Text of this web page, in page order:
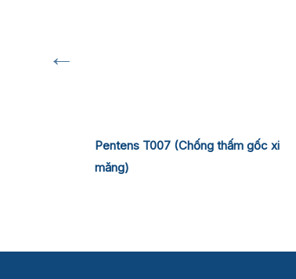
Pentens T007 (Chống thấm gốc xi
măng)